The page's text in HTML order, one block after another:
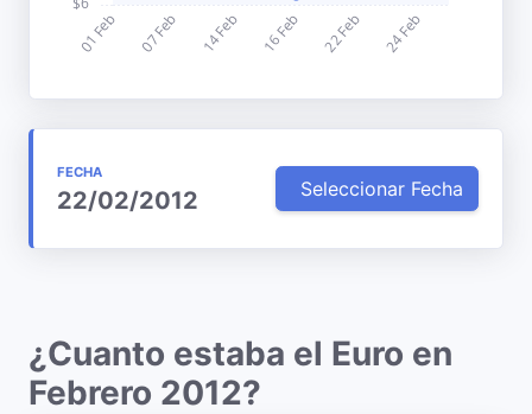
FECHA
22/02/2012 Seleccionar Fecha
¿Cuanto estaba el Euro en
Febrero 2012?